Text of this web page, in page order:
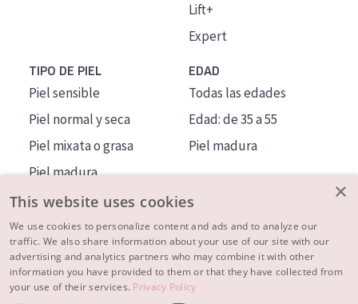
Lift+
Expert
TIPO DE PIEL
Piel sensible
Piel normal y seca
Piel mixata o grasa
Piel madura
Piel expuesta al sol
Piel menopáusica
EDAD
Todas las edades
Edad: de 35 a 55
Piel madura
MÁS SOBRE NOSOTROS
INSPIRACIÓN
×
This website uses cookies
We use cookies to personalize content and ads and to analyze our
traffic. We also share information about your use of our site with our
advertising and analytics partners who may combine it with other
information you have provided to them or that they have collected from
your use of their services. Privacy Policy